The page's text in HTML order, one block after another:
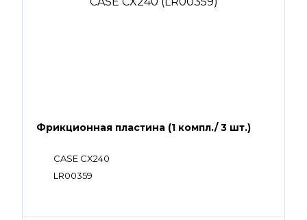
Фрикционная пластина (1 компл./ 3 шт.)
CASE CX240
LR00359